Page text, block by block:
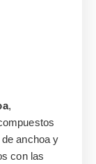
,
anchoa y
con las